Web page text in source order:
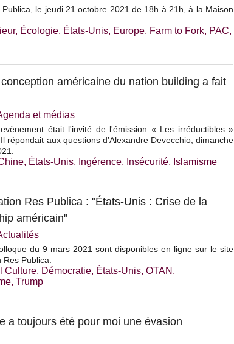
le jeudi 21 octobre 2021 de 18h à 21h, à la Maison
, Écologie, États-Unis, Europe, Farm to Fork, PAC,
américaine du nation building a fait
et médias
était l'invité de l'émission « Les irréductibles »
répondait aux questions d’Alexandre Devecchio, dimanche
, États-Unis, Ingérence, Insécurité, Islamisme
Res Publica : "États-Unis : Crise de la
américain"
du 9 mars 2021 sont disponibles en ligne sur le site
Publica.
Culture, Démocratie, États-Unis, OTAN ,
, Trump
a toujours été pour moi une évasion